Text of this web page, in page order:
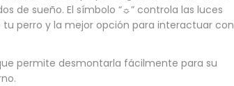
de sueño. El símbolo “☼” controla las luces
tu perro y la mejor opción para interactuar con
permite desmontarla fácilmente para su